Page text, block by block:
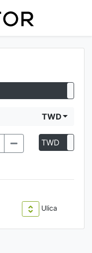
TWD
TWD
Ulica